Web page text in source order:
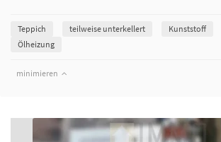
Teppich teilweise unterkellert Kunststoff
Ölheizung
minimieren